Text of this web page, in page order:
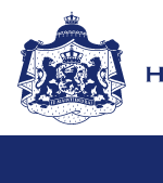
Naar de